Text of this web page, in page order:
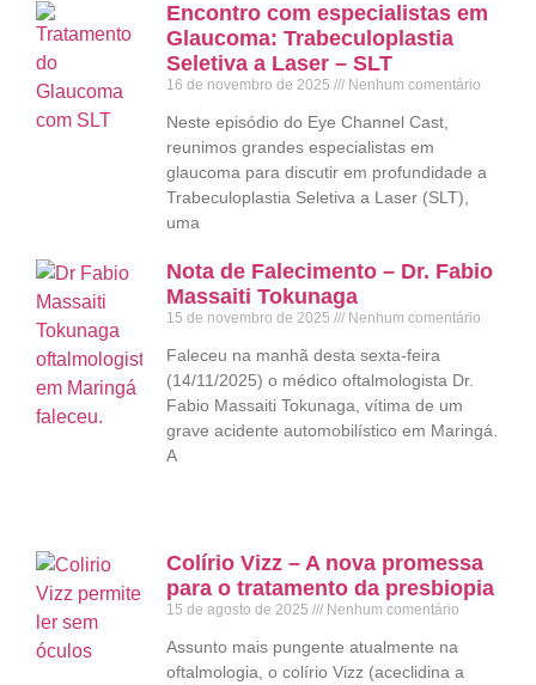
Encontro com especialistas em
Glaucoma: Trabeculoplastia
Seletiva a Laser – SLT
16 de novembro de 2025 Nenhum comentário
Neste episódio do Eye Channel Cast,
reunimos grandes especialistas em
glaucoma para discutir em profundidade a
Trabeculoplastia Seletiva a Laser (SLT),
uma
Nota de Falecimento – Dr. Fabio
Massaiti Tokunaga
15 de novembro de 2025 Nenhum comentário
Faleceu na manhã desta sexta-feira
(14/11/2025) o médico oftalmologista Dr.
Fabio Massaiti Tokunaga, vítima de um
grave acidente automobilístico em Maringá.
A
Colírio Vizz – A nova promessa
para o tratamento da presbiopia
15 de agosto de 2025 Nenhum comentário
Assunto mais pungente atualmente na
oftalmologia, o colírio Vizz (aceclidina a